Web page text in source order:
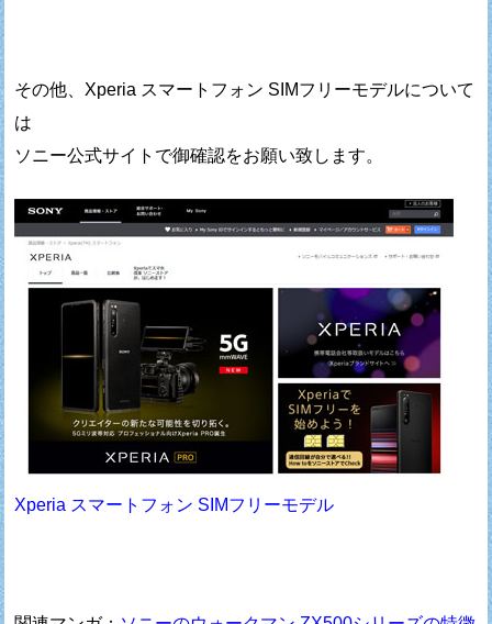
その他、Xperia スマートフォン SIMフリーモデルについて
は
ソニー公式サイトで御確認をお願い致します。
Xperia スマートフォン SIMフリーモデル